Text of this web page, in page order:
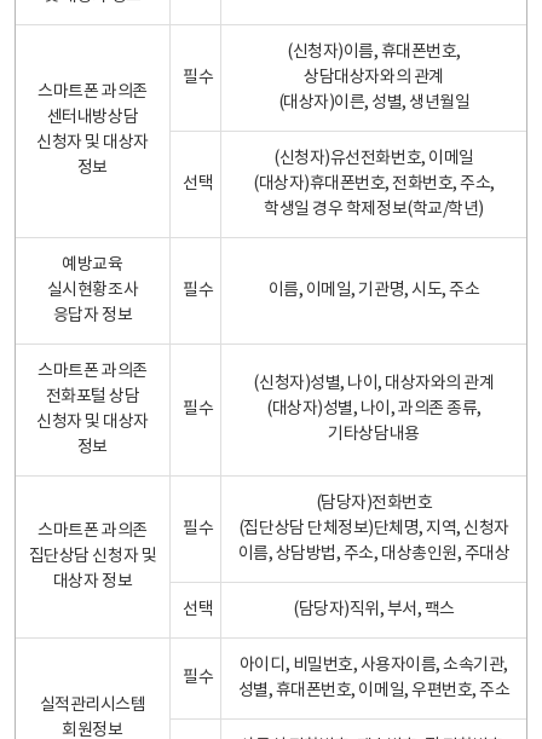
스마트폰 과의존
센터내방상담
신청자 및 대상자
정보
필수
(신청자)이름, 휴대폰번호,
상담대상자와의 관계
(대상자)이른, 성별, 생년월일
선택
(신청자)유선전화번호, 이메일
(대상자)휴대폰번호, 전화번호, 주소,
학생일 경우 학제정보(학교/학년)
예방교육
실시현황조사
응답자 정보
필수 이름, 이메일, 기관명, 시도, 주소
스마트폰 과의존
전화포털 상담
신청자 및 대상자
정보
필수
(신청자)성별, 나이, 대상자와의 관계
(대상자)성별, 나이, 과의존 종류,
기타상담내용
스마트폰 과의존
집단상담 신청자 및
대상자 정보
필수
(담당자)전화번호
(집단상담 단체정보)단체명, 지역, 신청자
이름, 상담방법, 주소, 대상총인원, 주대상
선택 (담당자)직위, 부서, 팩스
실적관리시스템
회원정보
필수
아이디, 비밀번호, 사용자이름, 소속기관,
성별, 휴대폰번호, 이메일, 우편번호, 주소